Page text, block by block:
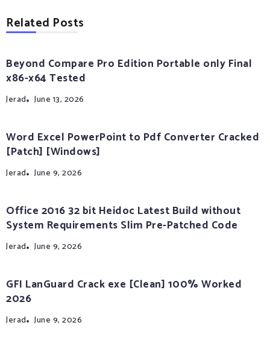
Related Posts
Beyond Compare Pro Edition Portable only Final
x86-x64 Tested
Jerad June 13, 2026
Word Excel PowerPoint to Pdf Converter Cracked
[Patch] [Windows]
Jerad June 9, 2026
Office 2016 32 bit Heidoc Latest Build without
System Requirements Slim Pre-Patched Code
Jerad June 9, 2026
GFI LanGuard Crack exe [Clean] 100% Worked
2026
Jerad June 9, 2026